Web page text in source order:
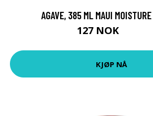
AGAVE, 385 ML MAUI
127 NOK
KJØP NÅ